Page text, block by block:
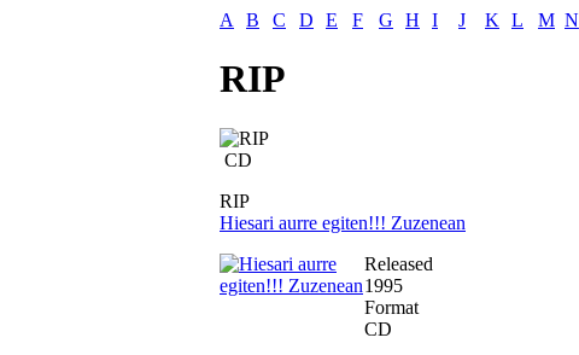
A
B C D E F G H I J K L M N
RIP
CD
RIP
Hiesari aurre egiten!!! Zuzenean
Released
1995
Format
CD